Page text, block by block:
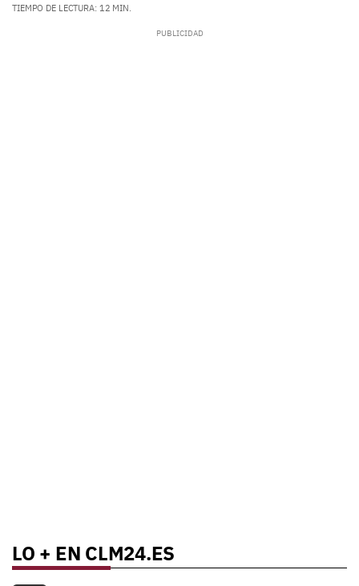
TIEMPO DE LECTURA: 12 MIN.
LO + EN CLM24.ES